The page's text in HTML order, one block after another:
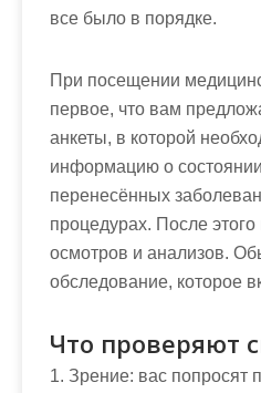
все было в порядке.
При посещении
первое, что вам
анкеты, в которой
информацию о
перенесённых
процедурах. После
осмотров и анализов.
обследование, которое
Что проверяют
1. Зрение: вас попросят